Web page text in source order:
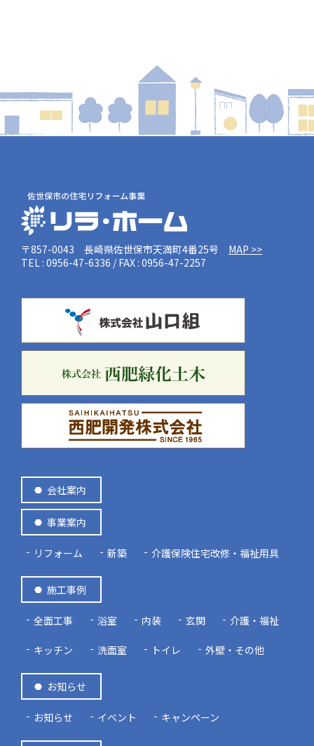
〒857-0043 長崎県佐世保市天満町4番25号 MAP >>
TEL : 0956-47-6336 / FAX : 0956-47-2257
会社案内
事業案内
リフォーム 新築 介護保険住宅改修・福祉用具
施工事例
全面工事 浴室 内装 玄関 介護・福祉
キッチン 洗面室 トイレ 外壁・その他
お知らせ
お知らせ イベント キャンペーン